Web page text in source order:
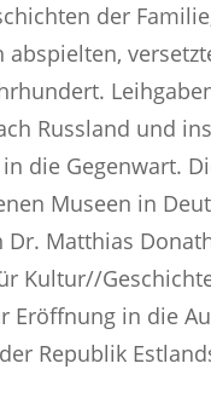
der
abspielten,
Russland und
die Gegenwart.
Museen in
Dr. Matthias
Kultur//
Eröffnung in die
Republik